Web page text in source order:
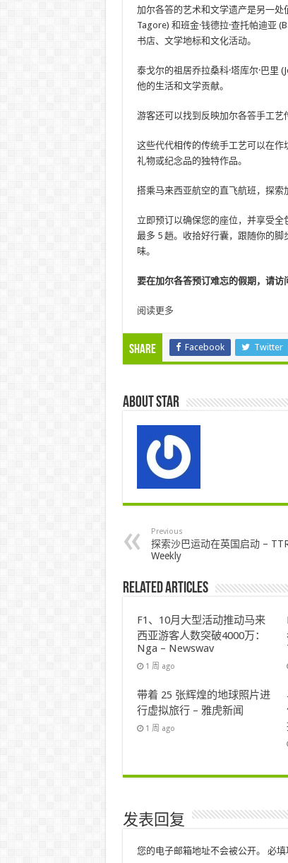
加尔各答的艺术和文学遗产是另一处
Tagore) 和班金·钱德拉·查托帕迪亚
书店、文学地标和文化活动。
泰戈尔的祖居乔拉桑科·塔库尔·巴里
他的生活和文学贡献。
游客还可以找到反映加尔各答手工艺
这些代代相传的传统手工艺可以在
礼物或纪念品的独特作品。
搭乘马来西亚航空的直飞航班，探索
立即预订以确保您的座位，并享受全
最多 5 趟。收拾好行囊，跟随你的脚
味。
要在加尔各答预订难忘的假期，请访
阅读更多
Share Facebook Twitter
About star
Previous
探索沙巴运动在英国启动 –
Weekly
Related Articles
F1、10月大型活动推动马来
西亚游客人数突破4000万：
Nga – Newswav
1 周 ago
带着 25 张辉煌的地球照片进
行虚拟旅行 – 雅虎新闻
1 周 ago
发表回复
您的电子邮箱地址不会被公开。 必填